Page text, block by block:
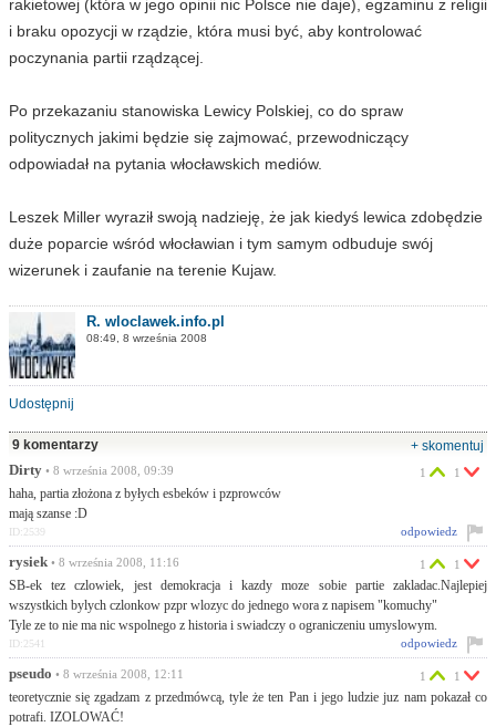
rakietowej (która w jego opinii nic Polsce nie daje), egzaminu z religii
i braku opozycji w rządzie, która musi być, aby kontrolować
poczynania partii rządzącej.
Po przekazaniu stanowiska Lewicy Polskiej, co do spraw
politycznych jakimi będzie się zajmować, przewodniczący
odpowiadał na pytania włocławskich mediów.
Leszek Miller wyraził swoją nadzieję, że jak kiedyś lewica zdobędzie
duże poparcie wśród włocławian i tym samym odbuduje swój
wizerunek i zaufanie na terenie Kujaw.
R. wloclawek.info.pl
08:49, 8 września 2008
Udostępnij
9 komentarzy
+ skomentuj
Dirty • 8 września 2008, 09:39
haha, partia złożona z byłych esbeków i pzprowców
mają szanse :D
1 1
odpowiedz
ID:2539
rysiek • 8 września 2008, 11:16
SB-ek tez czlowiek, jest demokracja i kazdy moze sobie partie zakladac.Najlepiej
wszystkich bylych czlonkow pzpr wlozyc do jednego wora z napisem "komuchy"
Tyle ze to nie ma nic wspolnego z historia i swiadczy o ograniczeniu umyslowym.
1 1
odpowiedz
ID:2541
pseudo • 8 września 2008, 12:11
teoretycznie się zgadzam z przedmówcą, tyle że ten Pan i jego ludzie juz nam pokazał co
potrafi. IZOLOWAĆ!
1 1